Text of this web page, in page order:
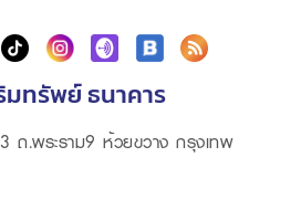
ทรัพย์ ธนาคาร
ถ.พระราม9 ห้วยขวาง กรุงเทพ